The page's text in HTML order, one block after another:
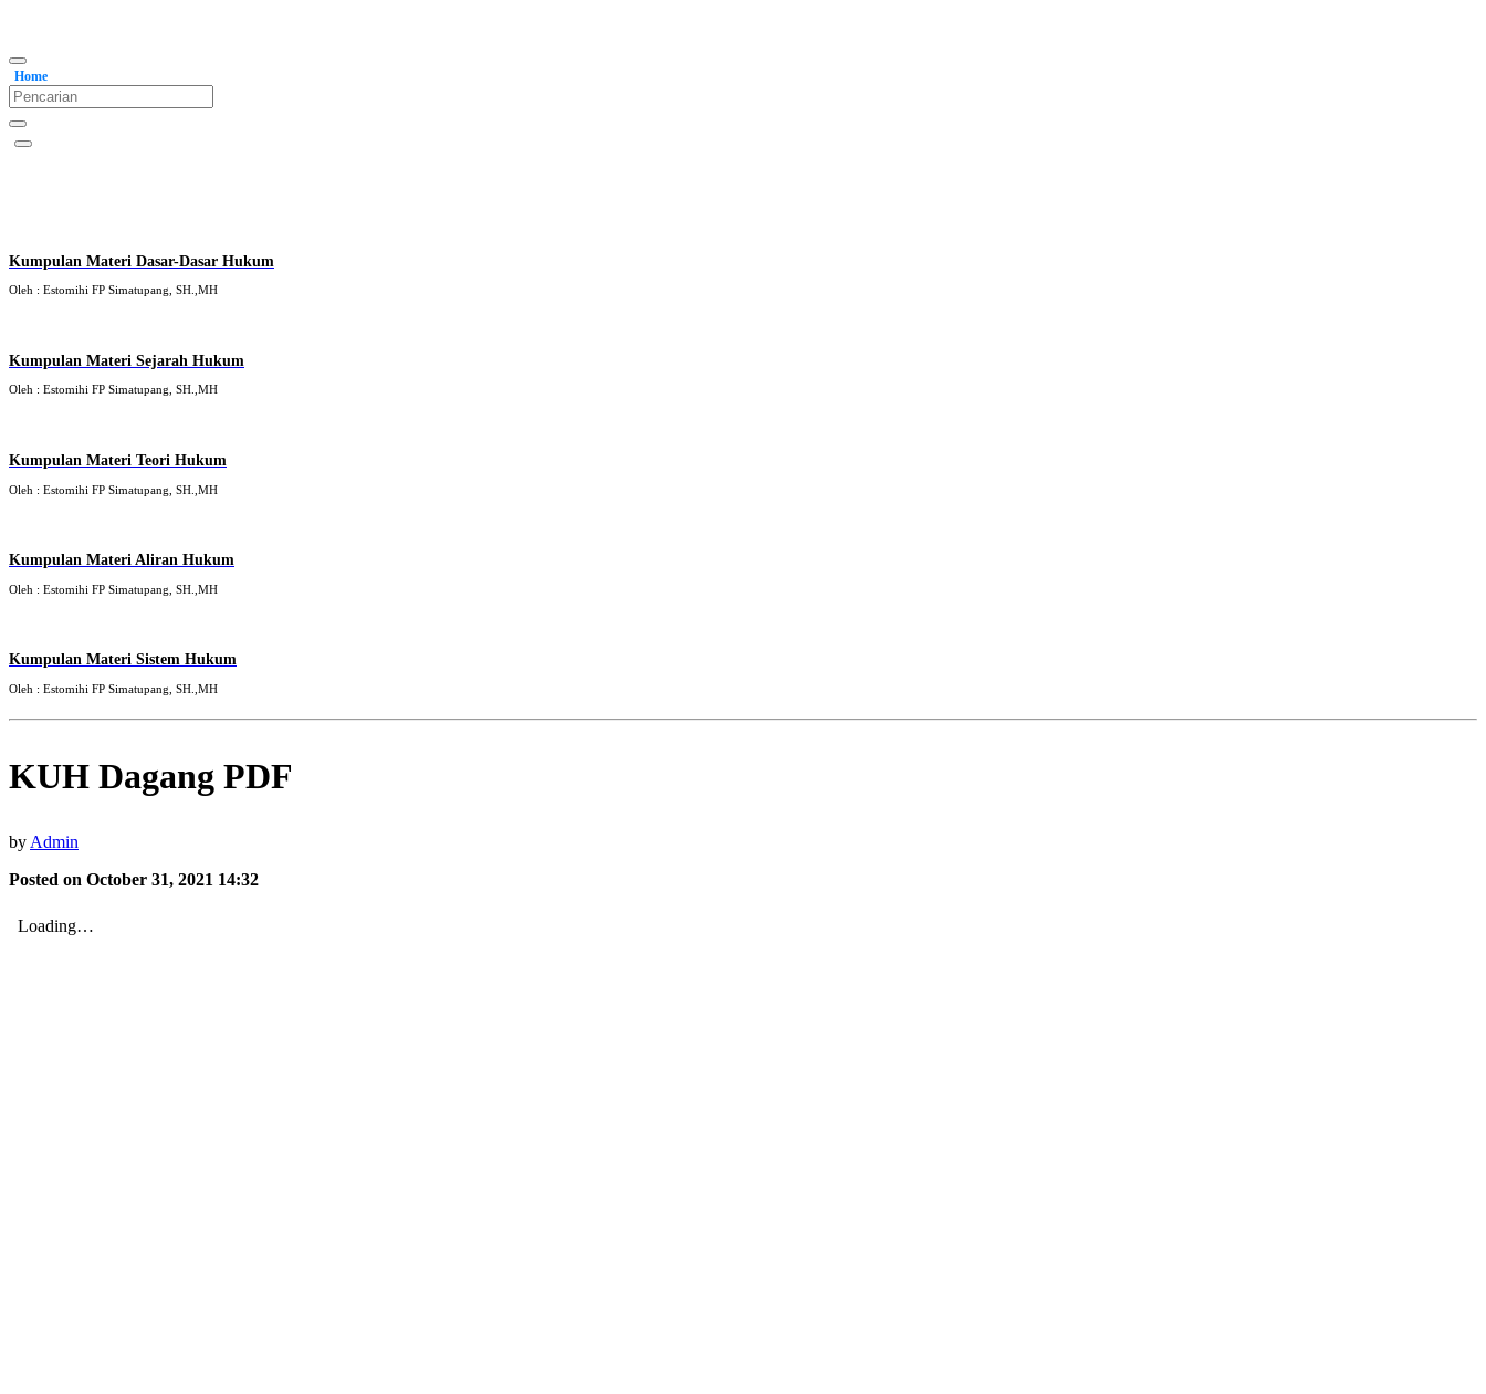
Home
Kumpulan Materi Dasar-Dasar Hukum
Oleh : Estomihi FP Simatupang, SH.,MH
Kumpulan Materi Sejarah Hukum
Oleh : Estomihi FP Simatupang, SH.,MH
Kumpulan Materi Teori Hukum
Oleh : Estomihi FP Simatupang, SH.,MH
Kumpulan Materi Aliran Hukum
Oleh : Estomihi FP Simatupang, SH.,MH
Kumpulan Materi Sistem Hukum
Oleh : Estomihi FP Simatupang, SH.,MH
KUH Dagang PDF
by Admin
Posted on October 31, 2021 14:32